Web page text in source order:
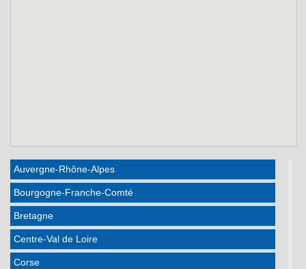
Auvergne-Rhône-Alpes
Bourgogne-Franche-Comté
Bretagne
Centre-Val de Loire
Corse